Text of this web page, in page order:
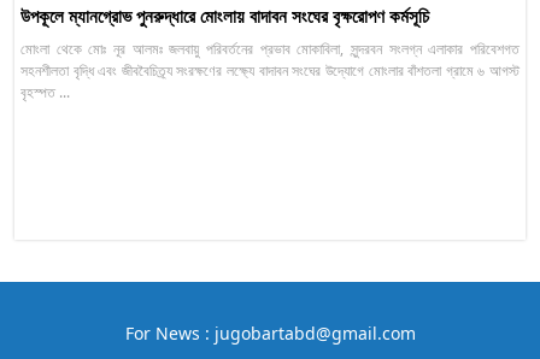
উপকূলে ম্যানগ্রোভ পুনরুদ্ধারে মোংলায় বাদাবন সংঘের বৃক্ষরোপণ কর্মসূচি
মোংলা থেকে মোঃ নূর আলমঃ জলবায়ু পরিবর্তনের প্রভাব মোকাবিলা, সুন্দরবন সংলগ্ন এলাকার পরিবেশগত
সহনশীলতা বৃদ্ধি এবং জীববৈচিত্র্য সংরক্ষণের লক্ষ্যে বাদাবন সংঘের উদ্যোগে মোংলার বাঁশতলা গ্রামে ৬ আগস্ট
বৃহস্পত ...
For News : jugobartabd@gmail.com